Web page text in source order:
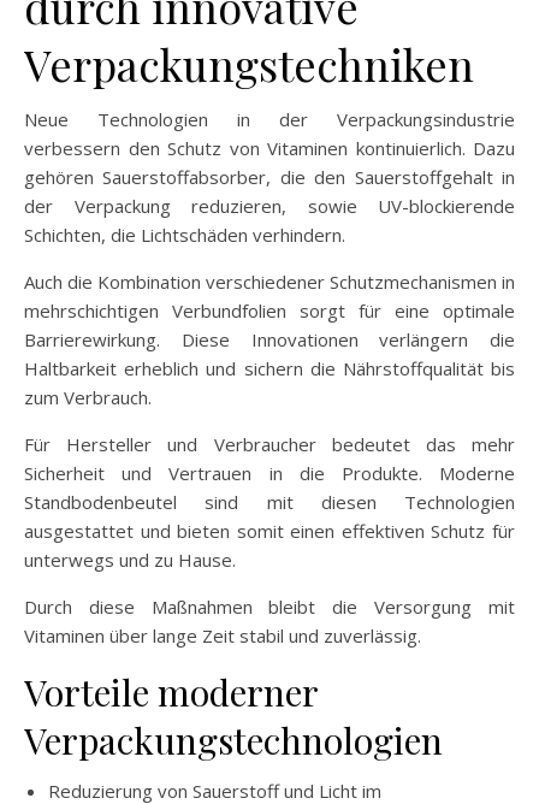
Verpackungstechniken
Neue Technologien in der Verpackungsindustrie
verbessern den Schutz von Vitaminen kontinuierlich. Dazu
gehören Sauerstoffabsorber, die den Sauerstoffgehalt in
der Verpackung reduzieren, sowie UV-blockierende
Schichten, die Lichtschäden verhindern.
Auch die Kombination verschiedener Schutzmechanismen in
mehrschichtigen Verbundfolien sorgt für eine optimale
Barrierewirkung. Diese Innovationen verlängern die
Haltbarkeit erheblich und sichern die Nährstoffqualität bis
zum Verbrauch.
Für Hersteller und Verbraucher bedeutet das mehr
Sicherheit und Vertrauen in die Produkte. Moderne
Standbodenbeutel sind mit diesen Technologien
ausgestattet und bieten somit einen effektiven Schutz für
unterwegs und zu Hause.
Durch diese Maßnahmen bleibt die Versorgung mit
Vitaminen über lange Zeit stabil und zuverlässig.
Vorteile moderner
Verpackungstechnologien
Reduzierung von Sauerstoff und Licht im